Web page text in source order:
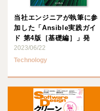
当社エンジニアが執筆に参
加した「Ansible実践ガイ
ド 第4版［基礎編］」発
売！
2023/06/22
Technology